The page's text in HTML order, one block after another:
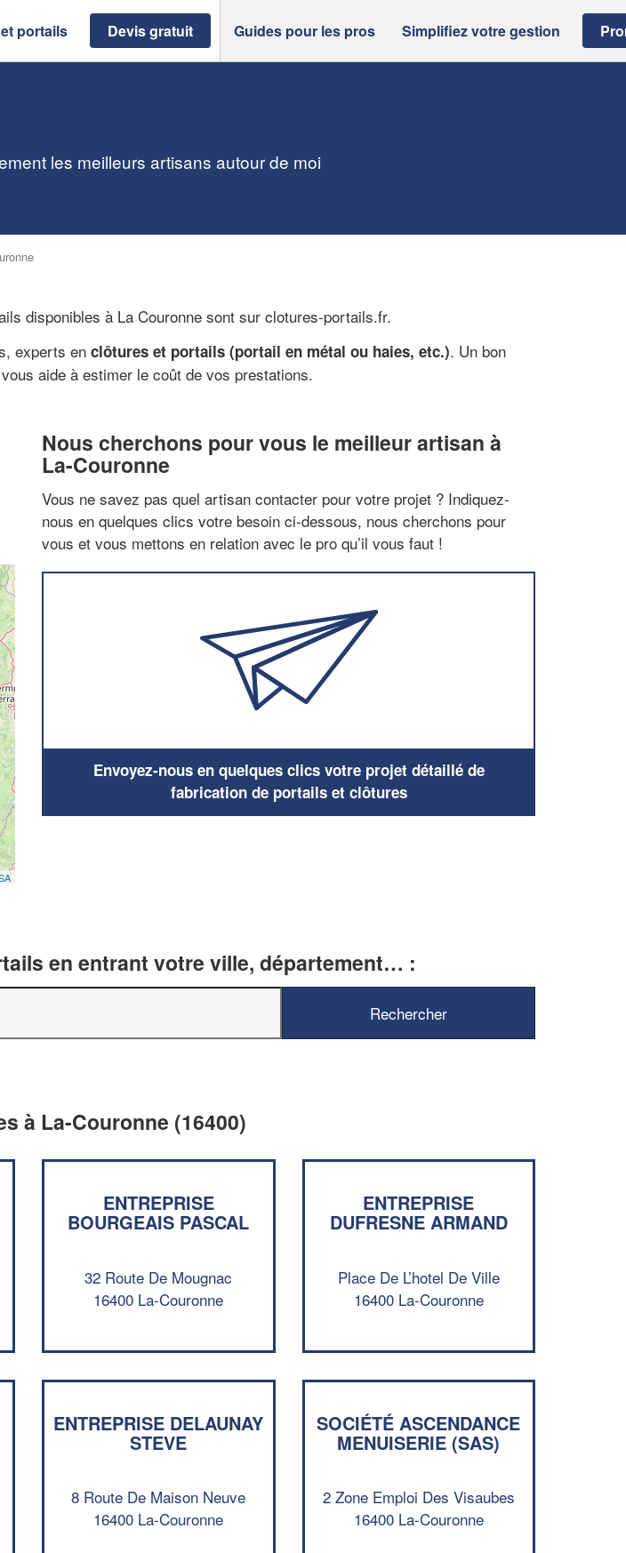
portails Devis gratuit Guides pour les pros Simplifiez votre gestion
les meilleurs artisans autour de moi
disponibles à La Couronne sont sur clotures-portails.fr.
experts en clôtures et portails (portail en métal ou haies, etc.). Un bon
aide à estimer le coût de vos prestations.
Nous cherchons pour vous le meilleur artisan à
La-Couronne
Vous ne savez pas quel artisan contacter pour votre projet ? Indiquez-
nous en quelques clics votre besoin ci-dessous, nous cherchons pour
vous et vous mettons en relation avec le pro qu’il vous faut !
Envoyez-nous en quelques clics votre projet détaillé de
fabrication de portails et clôtures
en entrant votre ville, département… :
à La-Couronne (16400)
ENTREPRISE
BOURGEAIS PASCAL
32 Route De Mougnac
16400 La-Couronne
ENTREPRISE
DUFRESNE ARMAND
Place De L’hotel De Ville
16400 La-Couronne
ENTREPRISE DELAUNAY
STEVE
8 Route De Maison Neuve
16400 La-Couronne
SOCIÉTÉ ASCENDANCE
MENUISERIE (SAS)
2 Zone Emploi Des Visaubes
16400 La-Couronne
✕
Vous êtes un
professionnel ?